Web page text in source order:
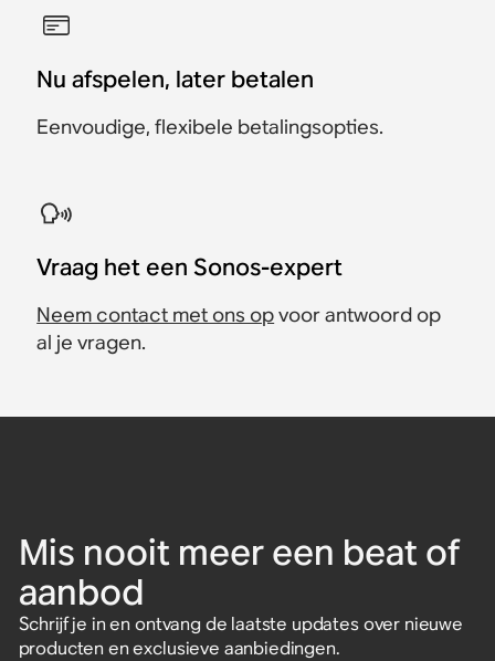
Nu afspelen, later betalen
Eenvoudige, flexibele betalingsopties.
Vraag het een Sonos-expert
Neem contact met ons opvoor antwoord op
al je vragen.
Mis nooit meer een beat of
aanbod
Schrijf je in en ontvang de laatste updates over nieuwe
producten en exclusieve aanbiedingen.